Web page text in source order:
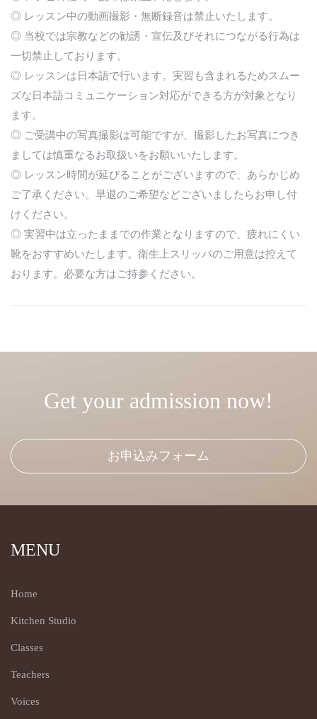
◎ レッスン中の動画撮影・無断録音は禁止いたします。
◎ 当校では宗教などの勧誘・宣伝及びそれにつながる行為は
一切禁止しております。
◎ レッスンは日本語で行います。実習も含まれるためスムー
ズな日本語コミュニケーション対応ができる方が対象となり
ます。
◎ ご受講中の写真撮影は可能ですが、撮影したお写真につき
ましては慎重なるお取扱いをお願いいたします。
◎ レッスン時間が延びることがございますので、あらかじめ
ご了承ください。早退のご希望などございましたらお申し付
けください。
◎ 実習中は立ったままでの作業となりますので、疲れにくい
靴をおすすめいたします。衛生上スリッパのご用意は控えて
おります。必要な方はご持参ください。
Get your admission now!
お申込みフォーム
MENU
Home
Kitchen Studio
Classes
Teachers
Voices